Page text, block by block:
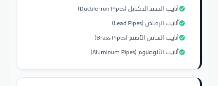
أنابيب الحديد الدكتايل (Ductile Iron Pipes)check_circle
أنابيب الرصاص (Lead Pipes)check_circle
أنابيب النحاس الأصفر (Brass Pipes)check_circle
أنابيب الألومنيوم (Aluminum Pipes)check_circle